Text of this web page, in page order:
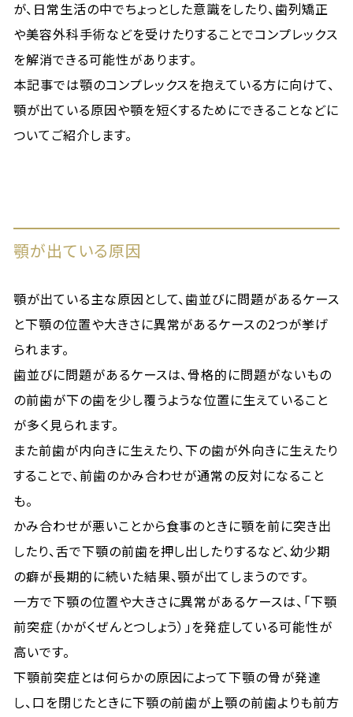
が、日常生活の中でちょっとした意識をしたり、歯列矯正
や美容外科手術などを受けたりすることでコンプレックス
を解消できる可能性があります。
本記事では顎のコンプレックスを抱えている方に向けて、
顎が出ている原因や顎を短くするためにできることなどに
ついてご紹介します。
顎が出ている原因
顎が出ている主な原因として、歯並びに問題があるケース
と下顎の位置や大きさに異常があるケースの2つが挙げ
られます。
歯並びに問題があるケースは、骨格的に問題がないもの
の前歯が下の歯を少し覆うような位置に生えていること
が多く見られます。
また前歯が内向きに生えたり、下の歯が外向きに生えたり
することで、前歯のかみ合わせが通常の反対になること
も。
かみ合わせが悪いことから食事のときに顎を前に突き出
したり、舌で下顎の前歯を押し出したりするなど、幼少期
の癖が長期的に続いた結果、顎が出てしまうのです。
一方で下顎の位置や大きさに異常があるケースは、「下顎
前突症（かがくぜんとつしょう）」を発症している可能性が
高いです。
下顎前突症とは何らかの原因によって下顎の骨が発達
し、口を閉じたときに下顎の前歯が上顎の前歯よりも前方